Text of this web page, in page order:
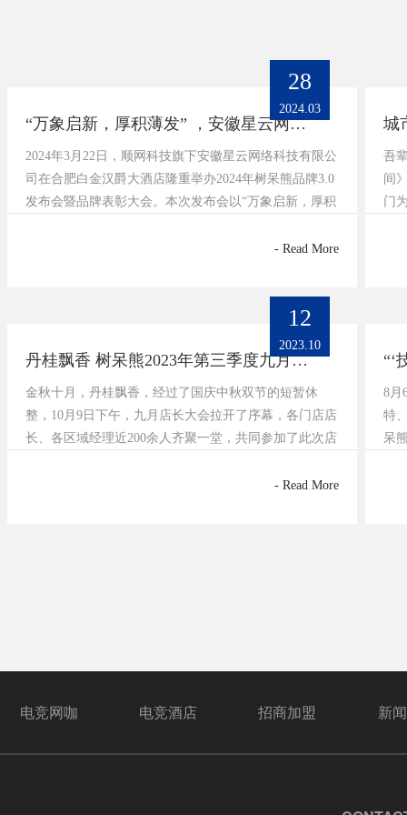
28
2024.03
“万象启新，厚积薄发” ，安徽星云网络科技有限公司成功举办，2024年树呆熊品牌3.0发布会暨品牌表彰大会
2024年3月22日，顺网科技旗下安徽星云网络科技有限公
司在合肥白金汉爵大酒店隆重举办2024年树呆熊品牌3.0
发布会暨品牌表彰大会。本次发布会以“万象启新，厚积
并对在品牌发展中做出杰出贡献的团队和个人进行表
- Read More
吾
间
门
12
2023.10
丹桂飘香 树呆熊2023年第三季度九月店长大会10月9日圆满落幕!
金秋十月，丹桂飘香，经过了国庆中秋双节的短暂休
整，10月9日下午，九月店长大会拉开了序幕，各门店店
长、各区域经理近200余人齐聚一堂，共同参加了此次店
店长介绍”、“第三季度店长奖励颁发"、"全民开发政策
- Read More
8月
特
呆
电竞网咖 电竞酒店 招商加盟 新